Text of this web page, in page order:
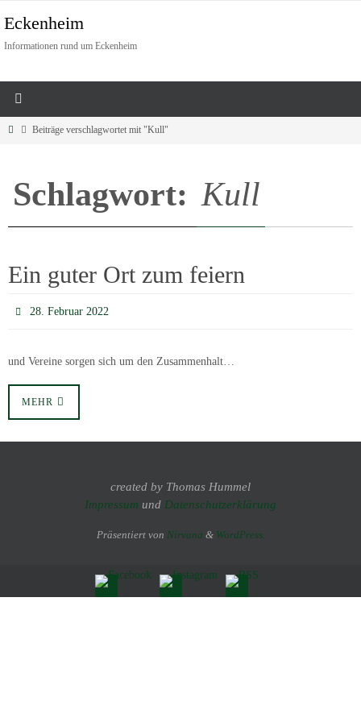
Eckenheim
Informationen rund um Eckenheim
Beiträge verschlagwortet mit "Kull"
Schlagwort: Kull
Ein guter Ort zum feiern
28. Februar 2022
und Vereine sorgen sich um den Zusammenhalt…
MEHR
created by Thomas Hummel
Impressum und Datenschutzerklärung
Präsentiert von Nirvana & WordPress.